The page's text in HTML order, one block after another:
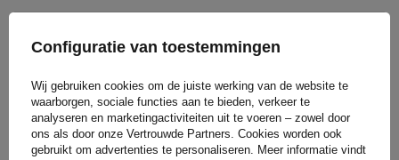
Beoordelingen(4)
4.75/5
Configuratie van toestemmingen
Wij gebruiken cookies om de juiste werking van de website te
waarborgen, sociale functies aan te bieden, verkeer te
analyseren en marketingactiviteiten uit te voeren – zowel door
ons als door onze Vertrouwde Partners. Cookies worden ook
gebruikt om advertenties te personaliseren. Meer informatie vindt